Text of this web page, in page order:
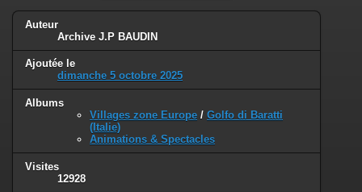
Auteur
Archive J.P BAUDIN
Ajoutée le
dimanche 5 octobre 2025
Albums
Villages zone Europe / Golfo di Baratti
(Italie)
Animations & Spectacles
Visites
12928